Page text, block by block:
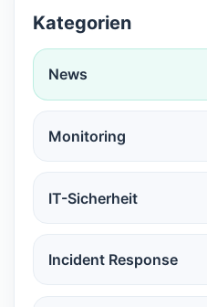
Kategorien
News
Monitoring
IT-Sicherheit
Incident Response